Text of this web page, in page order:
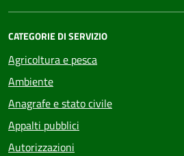
CATEGORIE DI SERVIZIO
Agricoltura e pesca
Ambiente
Anagrafe e stato civile
Appalti pubblici
Autorizzazioni